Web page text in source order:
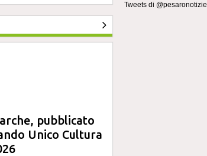
pubblicato
Unico Cultura
Tweets di @pesaronotizie